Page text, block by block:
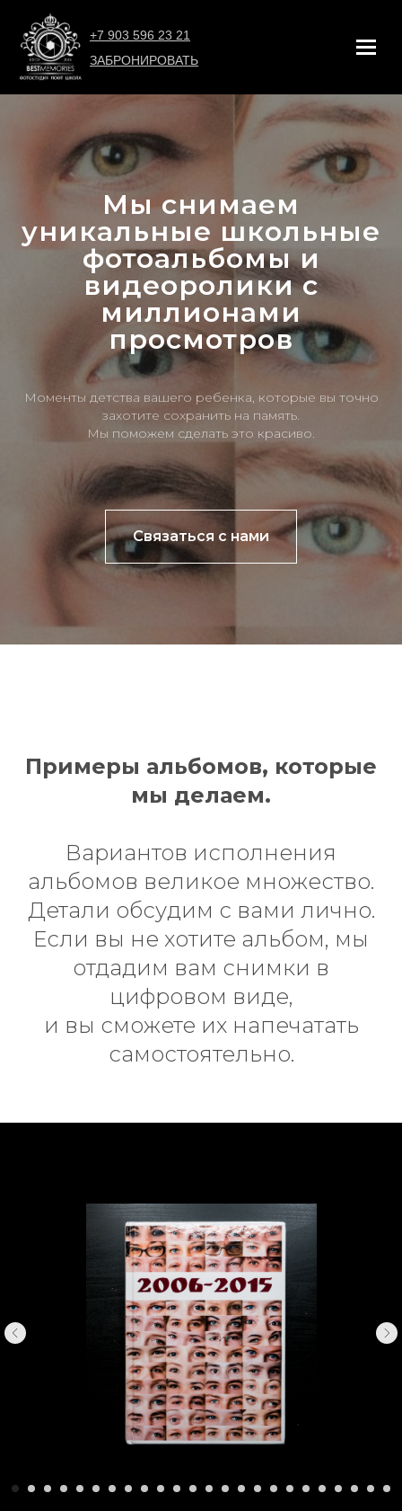
+7 903 596 23 21
ЗАБРОНИРОВАТЬ
Мы снимаем
уникальные школьные
фотоальбомы и
видеоролики с
миллионами
просмотров
Моменты детства вашего ребенка, которые вы точно
захотите сохранить на память.
Мы поможем сделать это красиво.
Связаться с нами
Примеры альбомов, которые
мы делаем.
Вариантов исполнения
альбомов великое множество.
Детали обсудим с вами лично.
Если вы не хотите альбом, мы
отдадим вам снимки в
цифровом виде,
и вы сможете их напечатать
самостоятельно.